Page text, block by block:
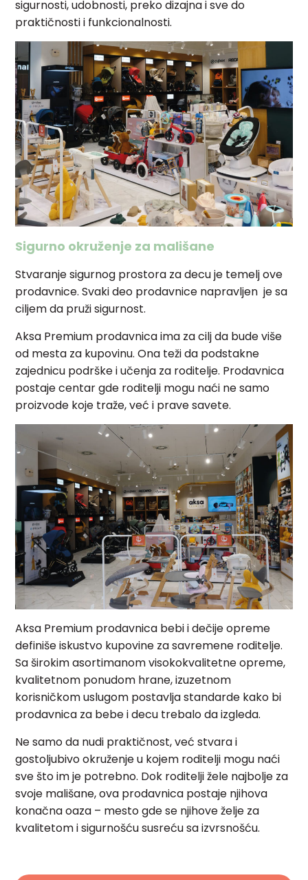
sigurnosti, udobnosti, preko dizajna i sve do
praktičnosti i funkcionalnosti.
Sigurno okruženje za mališane
Stvaranje sigurnog prostora za decu je temelj ove
prodavnice. Svaki deo prodavnice napravljen je sa
ciljem da pruži sigurnost.
Aksa Premium prodavnica ima za cilj da bude više
od mesta za kupovinu. Ona teži da podstakne
zajednicu podrške i učenja za roditelje. Prodavnica
postaje centar gde roditelji mogu naći ne samo
proizvode koje traže, već i prave savete.
Aksa Premium prodavnica bebi i dečije opreme
definiše iskustvo kupovine za savremene roditelje.
Sa širokim asortimanom visokokvalitetne opreme,
kvalitetnom ponudom hrane, izuzetnom
korisničkom uslugom postavlja standarde kako bi
prodavnica za bebe i decu trebalo da izgleda.
Ne samo da nudi praktičnost, već stvara i
gostoljubivo okruženje u kojem roditelji mogu naći
sve što im je potrebno. Dok roditelji žele najbolje za
svoje mališane, ova prodavnica postaje njihova
konačna oaza – mesto gde se njihove želje za
kvalitetom i sigurnošću susreću sa izvrsnošću.